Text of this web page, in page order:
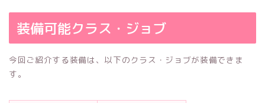
装備可能クラス・ジョブ
今回ご紹介する装備は、以下のクラス・ジョブが装備できま
す。